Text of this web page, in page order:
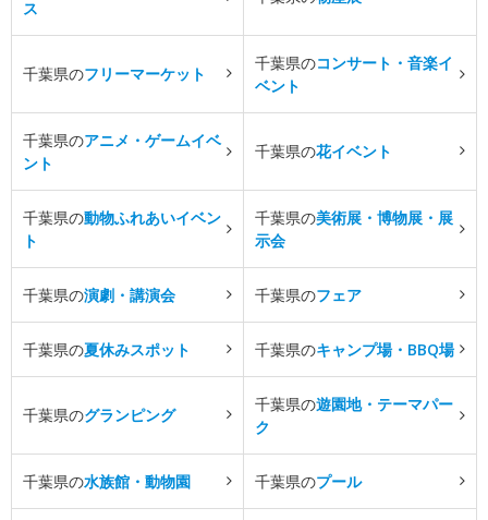
ス
千葉県のフリーマーケット
千葉県のコンサート・音楽イ
ベント
千葉県のアニメ・ゲームイベ
ント
千葉県の花イベント
千葉県の動物ふれあいイベン
ト
千葉県の美術展・博物展・展
示会
千葉県の演劇・講演会 千葉県のフェア
千葉県の夏休みスポット 千葉県のキャンプ場・BBQ場
千葉県のグランピング
千葉県の遊園地・テーマパー
ク
千葉県の水族館・動物園 千葉県のプール